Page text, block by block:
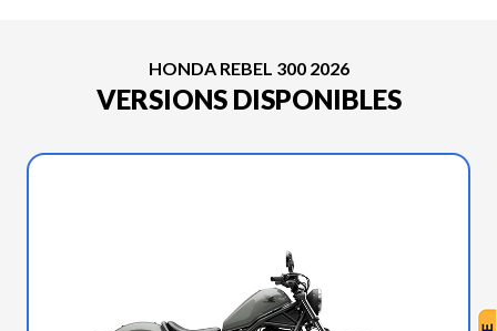
HONDA REBEL 300 2026
VERSIONS DISPONIBLES